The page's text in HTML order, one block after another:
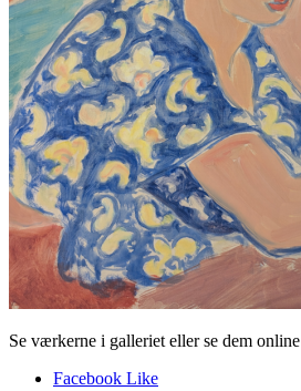
Se værkerne i galleriet eller se dem online
Facebook Like